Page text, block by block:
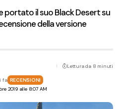
portato il suo Black Desert su
della versione
2019 alle 8:07 AM
fa RECENSIONI
Lettura da 8 minuti